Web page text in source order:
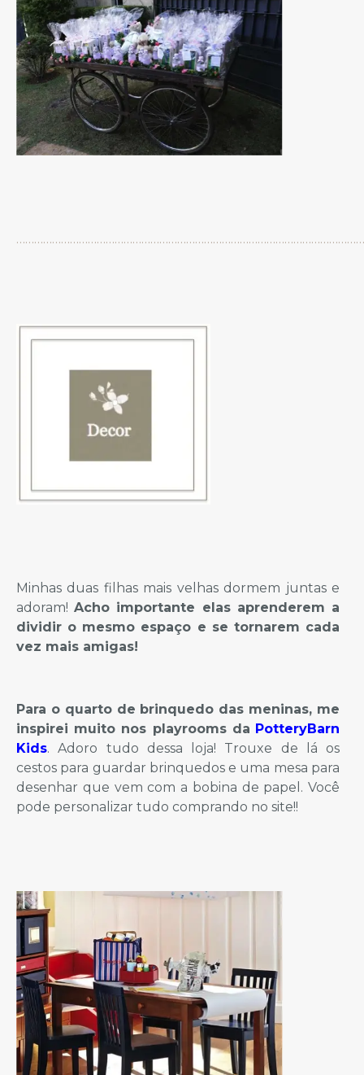
Minhas duas filhas mais velhas dormem juntas e
adoram!Acho importante elas aprenderem a
dividir o mesmo espaço e se tornarem cada
vez mais amigas!
Para o quarto de brinquedo das meninas, me
inspirei muito nos playrooms da PotteryBarn
Kids. Adoro tudo dessa loja! Trouxe de lá os
cestos para guardar brinquedos e uma mesa para
desenhar que vem com a bobina de papel. Você
pode personalizar tudo comprando no site!!